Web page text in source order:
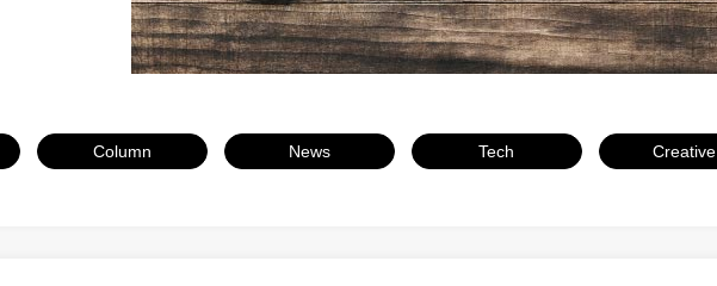
Column News Tech Creative